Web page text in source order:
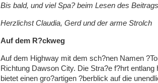
Bis bald, und viel Spa? beim Lesen des
Herzlichst Claudia, Gerd und der arme Strolch
Auf dem R?ckweg
Auf dem Highway mit dem sch?nen Namen
Richtung Dawson City. Die Stra?e f?hrt
bietet einen gro?artigen ?berblick auf die